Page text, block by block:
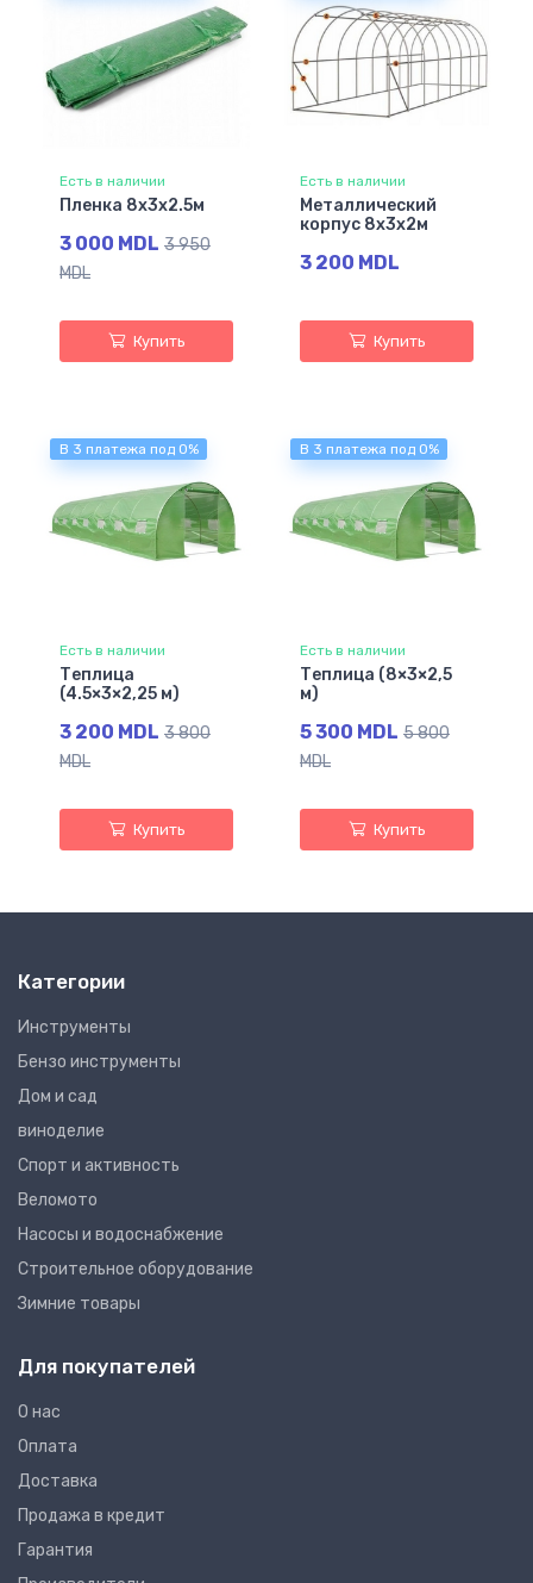
Есть в наличии
Пленка 8x3x2.5м
3 000 MDL 3 950
MDL
Купить
Есть в наличии
Металлический
корпус 8х3х2м
3 200 MDL
Купить
В 3 платежа под 0%
Есть в наличии
Теплица
(4.5×3×2,25 м)
3 200 MDL 3 800
MDL
Купить
В 3 платежа под 0%
Есть в наличии
Теплица (8×3×2,5
м)
5 300 MDL 5 800
MDL
Купить
Категории
Инструменты
Бензо инструменты
Дом и сад
виноделие
Спорт и активность
Веломото
Насосы и водоснабжение
Строительное оборудование
Зимние товары
Для покупателей
О нас
Оплата
Доставка
Продажа в кредит
Гарантия